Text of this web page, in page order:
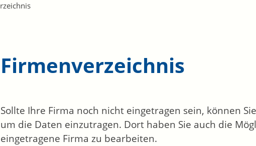
Firmenverzeichnis
Sollte Ihre Firma noch nicht eingetragen sein, können
um die Daten einzutragen. Dort haben Sie auch die
eingetragene Firma zu bearbeiten.